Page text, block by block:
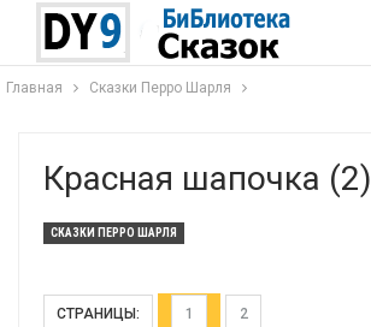
Главная Сказки Перро Шарля
Красная шапочка (2)
СКАЗКИ ПЕРРО ШАРЛЯ
СТРАНИЦЫ: 1 2